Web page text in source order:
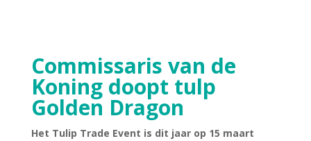
Commissaris van de
Koning doopt tulp
Golden Dragon
Het Tulip Trade Event is dit jaar op 15 maart